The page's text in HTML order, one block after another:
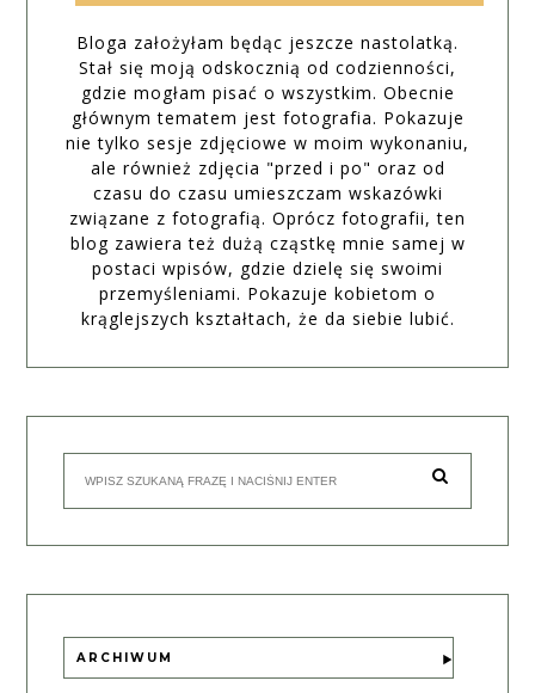
Bloga założyłam będąc jeszcze nastolatką.
Stał się moją odskocznią od codzienności,
gdzie mogłam pisać o wszystkim. Obecnie
głównym tematem jest fotografia. Pokazuje
nie tylko sesje zdjęciowe w moim wykonaniu,
ale również zdjęcia "przed i po" oraz od
czasu do czasu umieszczam wskazówki
związane z fotografią. Oprócz fotografii, ten
blog zawiera też dużą cząstkę mnie samej w
postaci wpisów, gdzie dzielę się swoimi
przemyśleniami. Pokazuje kobietom o
krąglejszych kształtach, że da siebie lubić.
ARCHIWUM